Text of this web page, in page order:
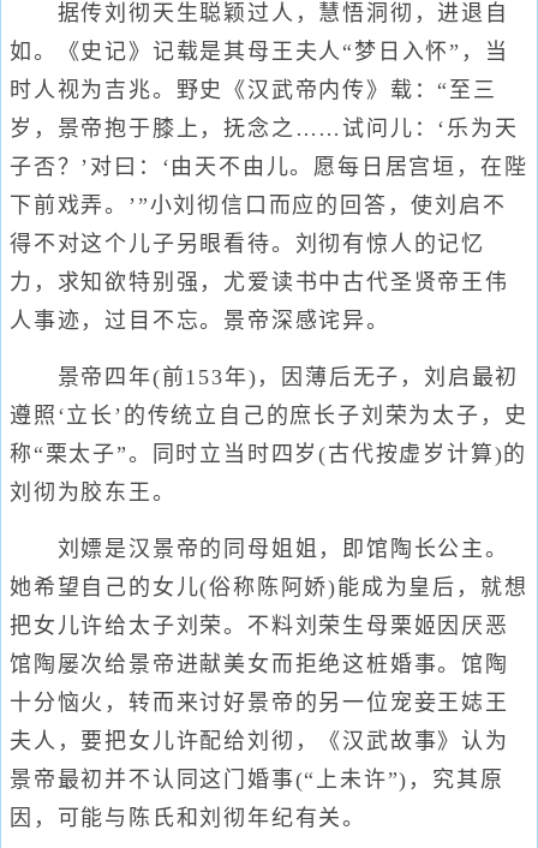
据传刘彻天生聪颖过人，慧悟洞彻，进退自
如。《史记》记载是其母王夫人“梦日入怀”，当
时人视为吉兆。野史《汉武帝内传》载：“至三
岁，景帝抱于膝上，抚念之……试问儿：‘乐为天
子否？’对曰：‘由天不由儿。愿每日居宫垣，在陛
下前戏弄。’”小刘彻信口而应的回答，使刘启不
得不对这个儿子另眼看待。刘彻有惊人的记忆
力，求知欲特别强，尤爱读书中古代圣贤帝王伟
人事迹，过目不忘。景帝深感诧异。
景帝四年(前153年)，因薄后无子，刘启最初
遵照‘立长’的传统立自己的庶长子刘荣为太子，史
称“栗太子”。同时立当时四岁(古代按虚岁计算)的
刘彻为胶东王。
刘嫖是汉景帝的同母姐姐，即馆陶长公主。
她希望自己的女儿(俗称陈阿娇)能成为皇后，就想
把女儿许给太子刘荣。不料刘荣生母栗姬因厌恶
馆陶屡次给景帝进献美女而拒绝这桩婚事。馆陶
十分恼火，转而来讨好景帝的另一位宠妾王娡王
夫人，要把女儿许配给刘彻，《汉武故事》认为
景帝最初并不认同这门婚事(“上未许”)，究其原
因，可能与陈氏和刘彻年纪有关。